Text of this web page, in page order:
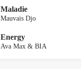
Maladie
Mauvais Djo
Energy
Ava Max & BIA